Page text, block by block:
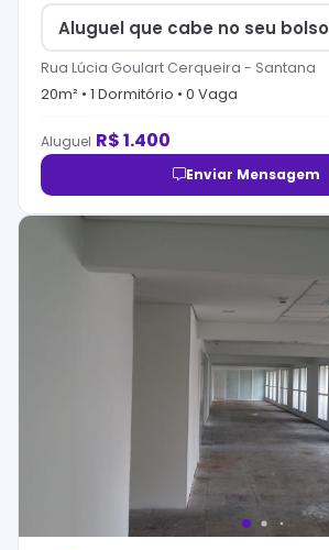
Aluguel que cabe no seu bolso
Rua Lúcia Goulart Cerqueira - Santana
20m² • 1 Dormitório • 0 Vaga
Aluguel R$1.400
Enviar Mensagem